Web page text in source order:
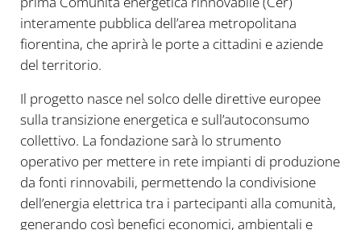
interamente pubblica dell’area metropolitana
fiorentina, che aprirà le porte a cittadini e aziende
del territorio.
Il progetto nasce nel solco delle direttive europee
sulla transizione energetica e sull’autoconsumo
collettivo. La fondazione sarà lo strumento
operativo per mettere in rete impianti di produzione
da fonti rinnovabili, permettendo la condivisione
dell’energia elettrica tra i partecipanti alla comunità,
generando così benefici economici, ambientali e